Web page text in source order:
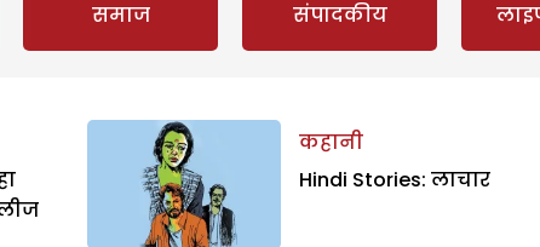
समाज संपादकीय
कहानी
Hindi Stories: लाचार